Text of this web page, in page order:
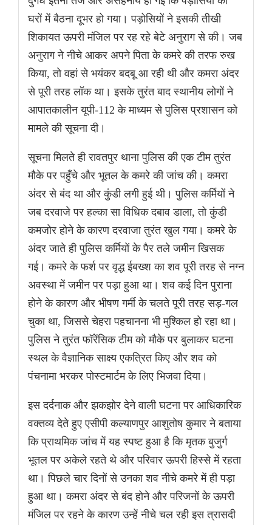
घरों में बैठना दूभर हो गया। पड़ोसियों ने इसकी तीखी
शिकायत ऊपरी मंजिल पर रह रहे बेटे अनुराग से की। जब
अनुराग ने नीचे आकर अपने पिता के कमरे की तरफ रुख
किया, तो वहां से भयंकर बदबू आ रही थी और कमरा अंदर
से पूरी तरह लॉक था। इसके तुरंत बाद स्थानीय लोगों ने
आपातकालीन यूपी-112 के माध्यम से पुलिस प्रशासन को
मामले की सूचना दी।
सूचना मिलते ही रावतपुर थाना पुलिस की एक टीम तुरंत
मौके पर पहुँचे और भूतल के कमरे की जांच की। कमरा
अंदर से बंद था और कुंडी लगी हुई थी। पुलिस कर्मियों ने
जब दरवाजे पर हल्का सा विधिक दबाव डाला, तो कुंडी
कमजोर होने के कारण दरवाजा तुरंत खुल गया। कमरे के
अंदर जाते ही पुलिस कर्मियों के पैर तले जमीन खिसक
गई। कमरे के फर्श पर वृद्ध ईबख्श का शव पूरी तरह से नग्न
अवस्था में जमीन पर पड़ा हुआ था। शव कई दिन पुराना
होने के कारण और भीषण गर्मी के चलते पूरी तरह सड़-गल
चुका था, जिससे चेहरा पहचानना भी मुश्किल हो रहा था।
पुलिस ने तुरंत फॉरेंसिक टीम को मौके पर बुलाकर घटना
स्थल के वैज्ञानिक साक्ष्य एकत्रित किए और शव को
पंचनामा भरकर पोस्टमार्टम के लिए भिजवा दिया।
इस दर्दनाक और झकझोर देने वाली घटना पर आधिकारिक
वक्तव्य देते हुए एसीपी कल्याणपुर आशुतोष कुमार ने बताया
कि प्राथमिक जांच में यह स्पष्ट हुआ है कि मृतक बुजुर्ग
भूतल पर अकेले रहते थे और परिवार ऊपरी हिस्से में रहता
था। पिछले चार दिनों से उनका शव नीचे कमरे में ही पड़ा
हुआ था। कमरा अंदर से बंद होने और परिजनों के ऊपरी
मंजिल पर रहने के कारण उन्हें नीचे चल रही इस त्रासदी